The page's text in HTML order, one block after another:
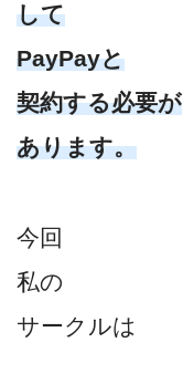
して
PayPayと
契約する必要が
あります。
今回
私の
サークルは